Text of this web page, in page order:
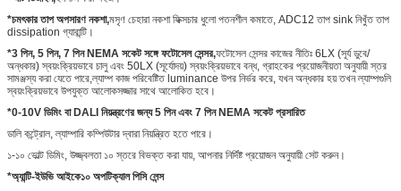
*চমৎকার তাপ অপসারণ নকশা,মসৃণ চেহারা নকশা ফিক্সচার ধুলো পতনশীল কমাতে, ADC12 তাপ sink নিখুঁত তাপ
dissipation গ্যারান্টি।
*3 পিন, 5 পিন, 7 পিন NEMA সকেট সঙ্গে ফটোসেল সেন্সর,ফটোসেল সেন্সর কাজের নীতিঃ 6LX (সূর্য ডুবে/
অন্ধকার) স্বয়ংক্রিয়ভাবে চালু এবং 50LX (সূর্যোদয়) স্বয়ংক্রিয়ভাবে বন্ধ, গ্রাহকের প্রয়োজনীয়তা অনুযায়ী স্তর
সামঞ্জস্য করা যেতে পারে,ল্যাম্প কাজ পরিবেষ্টিত luminance উপর নির্ভর করে, যখন অন্ধকার হয় তখন ল্যাম্পগুলি
স্বয়ংক্রিয়ভাবে উপযুক্ত আলোকসজ্জার সাথে আলোকিত হবে।
*0-10V ডিমিং বা DALI নিয়ন্ত্রণের জন্য 5 পিন এবং 7 পিন NEMA সকেট প্রসারিত
ডালি কন্ট্রোল, ল্যাম্পারি কম্পিউটার দ্বারা নিয়ন্ত্রিত হতে পারে।
১-১০ ভোল্ট ডিমিং, উজ্জ্বলতা ১০ স্তরে বিভক্ত করা যায়, আপনার নির্দিষ্ট প্রয়োজন অনুযায়ী সেট করুন।
*অ্যান্টি-ইউভি আইকে১০ অপটিক্যাল পিসি লেন্স